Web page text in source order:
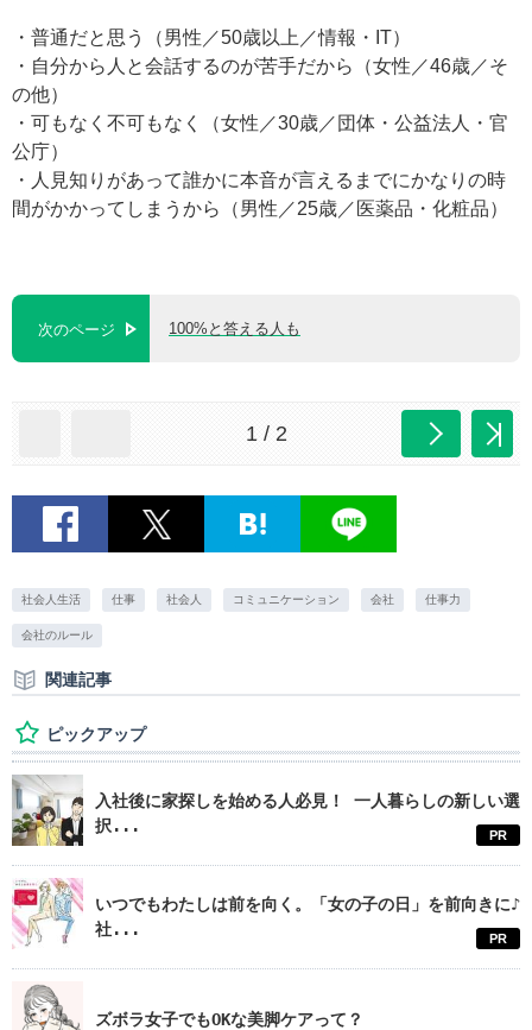
・普通だと思う（男性／50歳以上／情報・IT）
・自分から人と会話するのが苦手だから（女性／46歳／そ
の他）
・可もなく不可もなく（女性／30歳／団体・公益法人・官
公庁）
・人見知りがあって誰かに本音が言えるまでにかなりの時
間がかかってしまうから（男性／25歳／医薬品・化粧品）
次のページ 100%と答える人も
1 / 2
社会人生活 仕事 社会人 コミュニケーション 会社 仕事力
会社のルール
関連記事
ピックアップ
入社後に家探しを始める人必見！ 一人暮らしの新しい選
択...
PR
いつでもわたしは前を向く。「女の子の日」を前向きに♪
社...
PR
ズボラ女子でもOKな美脚ケアって？